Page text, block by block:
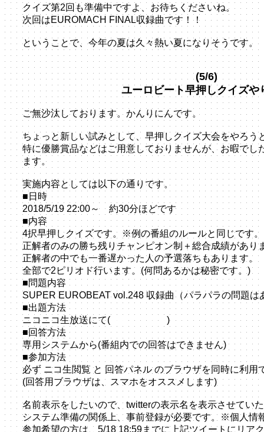
クイズ第2回も準備中ですよ、お待ちくださいね。
次回はEUROMACH FINAL収録曲です！！
ということで、今年の夏は久々熱い夏になりそうです。
(5/6)
ユーロビート早押しクイズや
ご無沙汰しております。かんりにんです。
ちょっと新しい試みとして、早押しクイズ大会をやろう
特に優勝賞品などはご用意しておりませんが、お暇でし
ます。
実施内容としては以下の通りです。
■日時
2018/5/19 22:00～ 約30分ほどです
■内容
4択早押しクイズです。※例の番組のルールと同じです。
正解者のみの勝ち残りチャンピオン制＋総合成績があり
正解者の中でも一番遅かった人の予選落ちもあります。
全部で2ピリオド行います。(何問あるかは秘密です。)
■問題内容
SUPER EUROBEAT vol.248 収録曲（パラパラの問題は
■出題方法
ニコニコ生放送にて( 番組はこちら )
■回答方法
専用システムから(番組内での回答はできません)
■参加方法
必ず ニコ生閲覧 と 回答パネル のブラウザを同時に利用
(回答用ブラウザは、スマホをオススメします)
名前表示をしたいので、twitterの表示名を表示させてい
システム準備の関係上、事前登録が必要です。※個人情
参加希望の方は、5/18 18:59までに上記ツイートにリア